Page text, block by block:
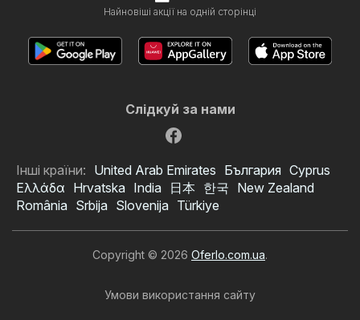
Найновіші акції на одній сторінці
Слідкуй за нами
Інші країни: United Arab Emirates България Cyprus
Ελλάδα Hrvatska India 日本 한국 New Zealand
România Srbija Slovenija Türkiye
Copyright © 2026 Oferlo.com.ua.
Умови використання сайту